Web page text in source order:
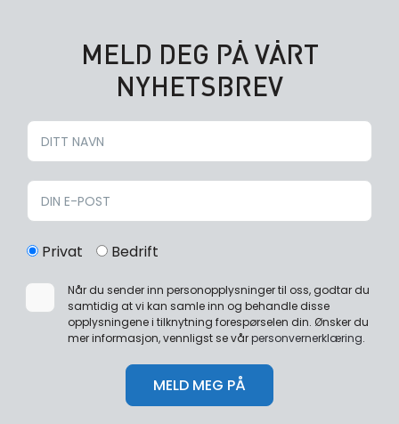
MELD DEG PÅ VÅRT
NYHETSBREV
Privat Bedrift
Når du sender inn personopplysninger til oss, godtar du
samtidig at vi kan samle inn og behandle disse
opplysningene i tilknytning forespørselen din. Ønsker du
mer informasjon, vennligst se vårpersonvernerklæring.